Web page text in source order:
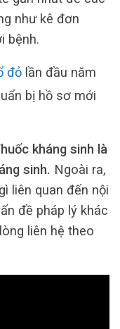
như kê đơn
bệnh.
đỏ lần đầu năm
bị hồ sơ mới
kháng sinh là
sinh. Ngoài ra,
liên quan đến nội
đề pháp lý khác
liên hệ theo